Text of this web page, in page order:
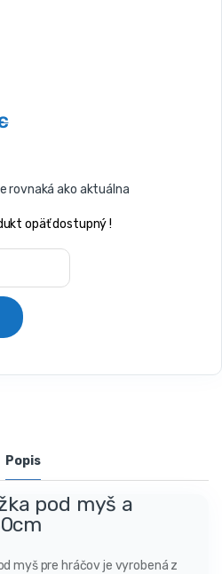
rovnaká ako aktuálna
opäť dostupný !
Popis
pod myš a
myš pre hráčov je vyrobená z